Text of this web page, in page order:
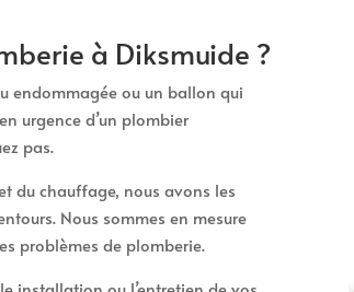
à Diksmuide ?
endommagée ou un ballon qui
urgence d’un plombier
pas.
du chauffage, nous avons les
Nous sommes en mesure
problèmes de plomberie.